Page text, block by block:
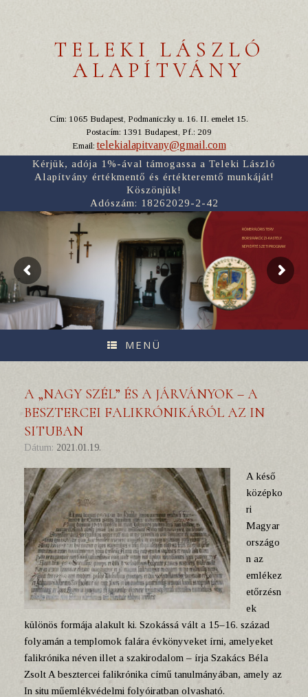
TELEKI LÁSZLÓ
ALAPÍTVÁNY
Cím: 1065 Budapest, Podmaniczky u. 16. II. emelet 15.
Postacím: 1391 Budapest, Pf.: 209
Email:telekialapitvany@gmail.com
Kérjük, adója 1%-ával támogassa a Teleki László
Alapítvány értékmentő és értékteremtő munkáját!
Köszönjük!
Adószám: 18262029-2-42
RÓMER FLÓRIS TERV
BORSI RÁKÓCZI-KASTÉLY
NÉPI ÉPÍTÉSZETI PROGRAM
MENÜ
A „NAGY SZÉL” ÉS A JÁRVÁNYOK – A
BESZTERCEI FALIKRÓNIKÁRÓL AZ IN
SITUBAN
Dátum: 2021.01.19.
A késő
középko
ri
Magyar
országo
n az
emlékez
etőrzésn
ek
különös formája alakult ki. Szokássá vált a 15–16. század
folyamán a templomok falára évkönyveket írni, amelyeket
falikrónika néven illet a szakirodalom – írja Szakács Béla
Zsolt A besztercei falikrónika című tanulmányában, amely az
In situ műemlékvédelmi folyóiratban olvasható.